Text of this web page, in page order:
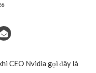
CEO Nvidia gọi đây là